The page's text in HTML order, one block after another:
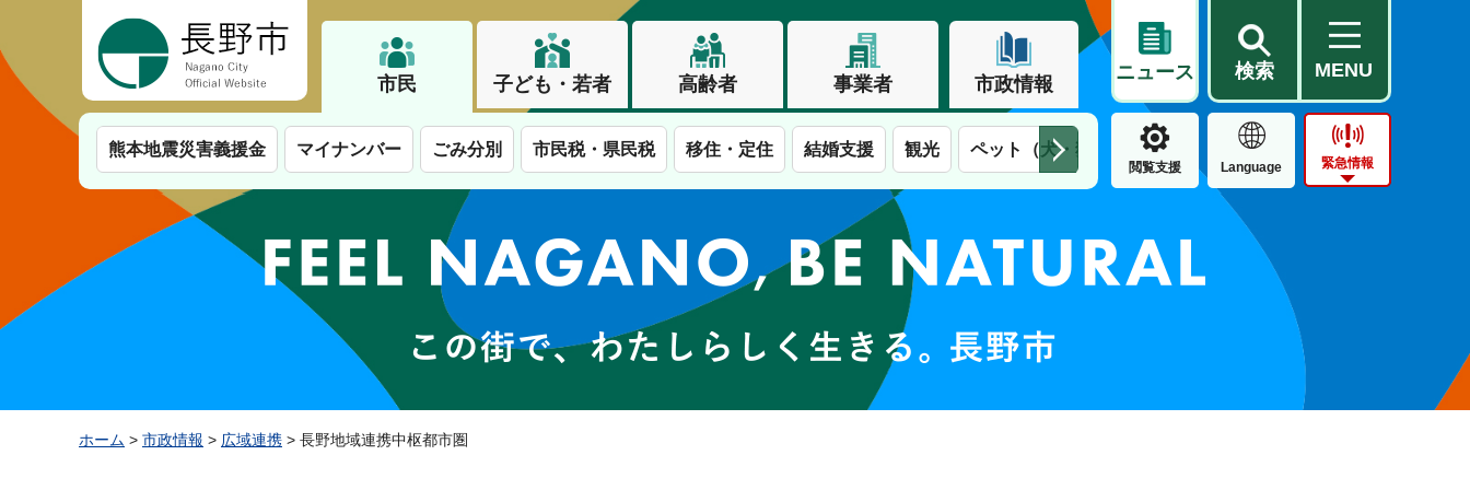
市民 子ども・若者 高齢者 事業者 市政情報
ニュース 検索 MENU
熊本地震災害義援金 マイナンバー ごみ分別 市民税・県民税 移住・定住 結婚支援 観光 ペット（犬・猫） 住民票・戸籍 公営住宅
閲覧支援 Language 緊急情報
この街で、わたしらしく生きる。長野市
ホーム > 市政情報 > 広域連携 > 長野地域連携中枢都市圏